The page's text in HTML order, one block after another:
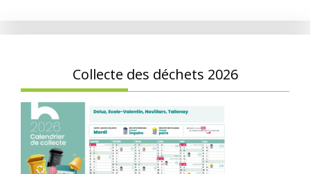
Collecte des déchets 2026